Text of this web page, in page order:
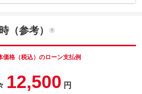
パックの見積もり依頼（無料）
（参考）
価格（税込）のローン支払例
12,500 円